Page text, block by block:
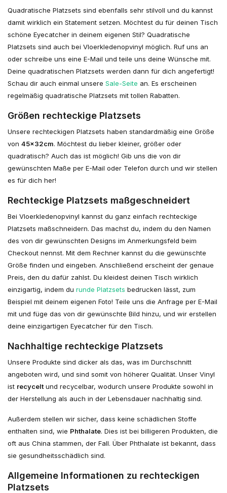
Quadratische Platzsets sind ebenfalls sehr stilvoll und du kannst
damit wirklich ein Statement setzen. Möchtest du für deinen Tisch
schöne Eyecatcher in deinem eigenen Stil? Quadratische
Platzsets sind auch bei Vloerkledenopvinyl möglich. Ruf uns an
oder schreibe uns eine E-Mail und teile uns deine Wünsche mit.
Deine quadratischen Platzsets werden dann für dich angefertigt!
Schau dir auch einmal unsere Sale-Seite an. Es erscheinen
regelmäßig quadratische Platzsets mit tollen Rabatten.
Größen rechteckige Platzsets
Unsere rechteckigen Platzsets haben standardmäßig eine Größe
von 45x32cm. Möchtest du lieber kleiner, größer oder
quadratisch? Auch das ist möglich! Gib uns die von dir
gewünschten Maße per E-Mail oder Telefon durch und wir stellen
es für dich her!
Rechteckige Platzsets maßgeschneidert
Bei Vloerkledenopvinyl kannst du ganz einfach rechteckige
Platzsets maßschneidern. Das machst du, indem du den Namen
des von dir gewünschten Designs im Anmerkungsfeld beim
Checkout nennst. Mit dem Rechner kannst du die gewünschte
Größe finden und eingeben. Anschließend erscheint der genaue
Preis, den du dafür zahlst. Du kleidest deinen Tisch wirklich
einzigartig, indem du runde Platzsets bedrucken lässt, zum
Beispiel mit deinem eigenen Foto! Teile uns die Anfrage per E-Mail
mit und füge das von dir gewünschte Bild hinzu, und wir erstellen
deine einzigartigen Eyecatcher für den Tisch.
Nachhaltige rechteckige Platzsets
Unsere Produkte sind dicker als das, was im Durchschnitt
angeboten wird, und sind somit von höherer Qualität. Unser Vinyl
ist recycelt und recycelbar, wodurch unsere Produkte sowohl in
der Herstellung als auch in der Lebensdauer nachhaltig sind.
Außerdem stellen wir sicher, dass keine schädlichen Stoffe
enthalten sind, wie Phthalate. Dies ist bei billigeren Produkten, die
oft aus China stammen, der Fall. Über Phthalate ist bekannt, dass
sie gesundheitsschädlich sind.
Allgemeine Informationen zu rechteckigen
Platzsets